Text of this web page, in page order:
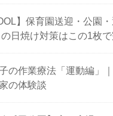
】保育園送迎・公園
日焼け対策はこの1枚
の作業療法「運動編」
の体験談